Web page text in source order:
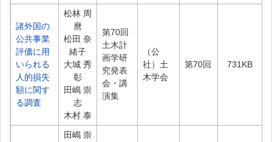
諸外国の
公共事業
評価に用
いられる
人的損失
額に関す
る調査
松林 周
麿
松田 奈
緒子
大城 秀
彰
田嶋 崇
志
木村 泰
第70回
土木計
画学研
究発表
会・講
演集
（公
社）土
木学会
第70回 731KB
田嶋 崇